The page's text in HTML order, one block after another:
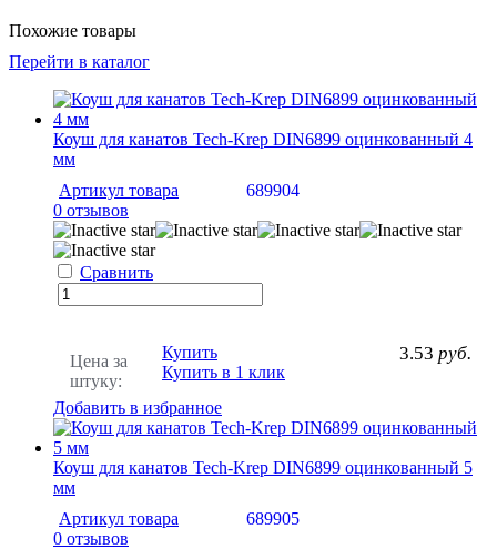
Похожие товары
Перейти в каталог
Коуш для канатов Tech-Krep DIN6899 оцинкованный 4
мм
Артикул товара
689904
0 отзывов
Сравнить
Цена за
штуку:
3.53 руб.
Купить
Купить в 1 клик
Добавить в избранное
Коуш для канатов Tech-Krep DIN6899 оцинкованный 5
мм
Артикул товара
689905
0 отзывов